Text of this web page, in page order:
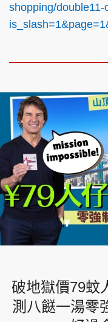
shopping/double11-
破地獄價79蚊
測八餸一湯零